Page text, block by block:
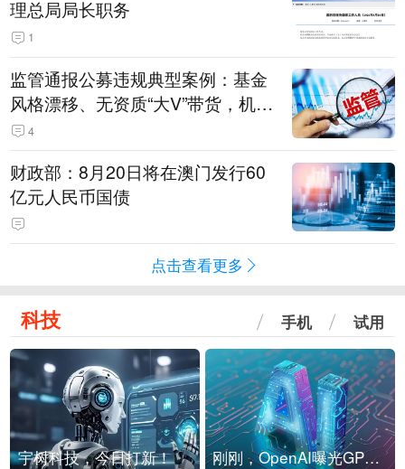
理总局局长职务
1
监管通报公募违规典型案例：基金
风格漂移、无资质“大V”带货，机构
被暂停新产品注册3个月
4
财政部：8月20日将在澳门发行60
亿元人民币国债
点击查看更多
科技 手机 试用
宇树科技，今日打新！ 刚刚，OpenAI曝光GPT-6！传10万亿参数，8月强行发布